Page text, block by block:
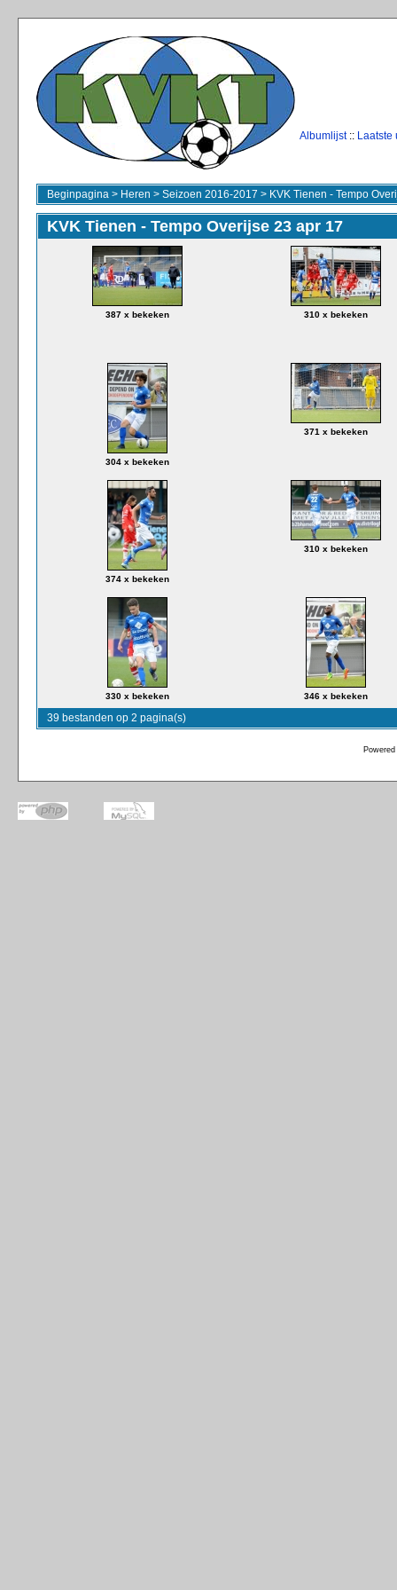
Albumlijst:: Laatste
Beginpagina > Heren > Seizoen 2016-2017 > KVK Tienen - Tempo
KVK Tienen - Tempo Overijse 23 apr 17
387 x bekeken 310 x bekeken
304 x bekeken
371 x bekeken
374 x bekeken
310 x bekeken
330 x bekeken 346 x bekeken
39 bestanden op 2 pagina(s)